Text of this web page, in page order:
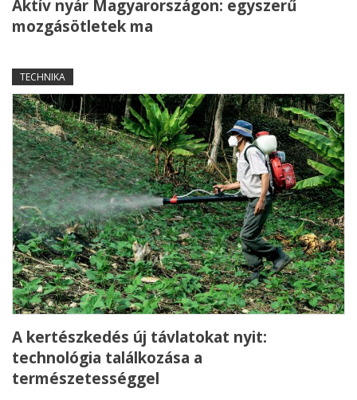
Aktív nyár Magyarországon: egyszerű
mozgásötletek ma
TECHNIKA
A kertészkedés új távlatokat nyit:
technológia találkozása a
természetességgel